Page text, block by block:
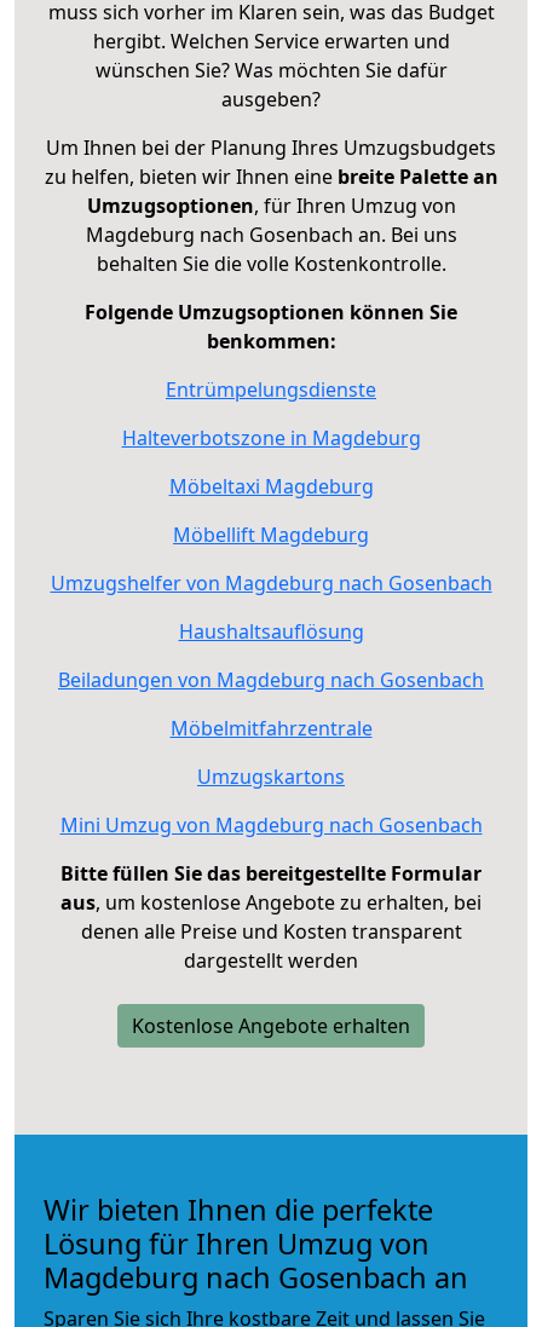
muss sich vorher im Klaren sein, was das Budget
hergibt. Welchen Service erwarten und
wünschen Sie? Was möchten Sie dafür
ausgeben?
Um Ihnen bei der Planung Ihres Umzugsbudgets
zu helfen, bieten wir Ihnen eine breite Palette an
Umzugsoptionen, für Ihren Umzug von
Magdeburg nach Gosenbach an. Bei uns
behalten Sie die volle Kostenkontrolle.
Folgende Umzugsoptionen können Sie
benkommen:
Entrümpelungsdienste
Halteverbotszone in Magdeburg
Möbeltaxi Magdeburg
Möbellift Magdeburg
Umzugshelfer von Magdeburg nach Gosenbach
Haushaltsauflösung
Beiladungen von Magdeburg nach Gosenbach
Möbelmitfahrzentrale
Umzugskartons
Mini Umzug von Magdeburg nach Gosenbach
Bitte füllen Sie das bereitgestellte Formular
aus, um kostenlose Angebote zu erhalten, bei
denen alle Preise und Kosten transparent
dargestellt werden
Kostenlose Angebote erhalten
Wir bieten Ihnen die perfekte
Lösung für Ihren Umzug von
Magdeburg nach Gosenbach an
Sparen Sie sich Ihre kostbare Zeit und lassen Sie